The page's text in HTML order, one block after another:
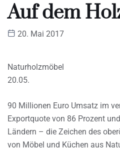
Auf dem
20. Mai 2017
Naturholzmöbel
20.05.
90 Millionen Euro Umsatz im
Exportquote von 86 Prozent
Ländern – die Zeichen des
von Möbel und Küchen aus